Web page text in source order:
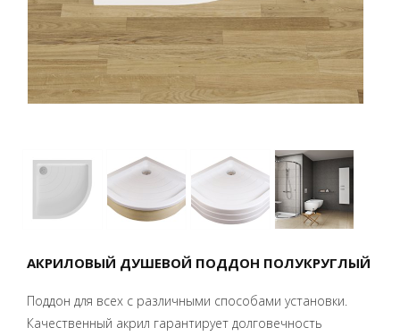
АКРИЛОВЫЙ ДУШЕВОЙ ПОДДОН ПОЛУКРУГЛЫЙ
Поддон для всех с различными способами установки.
Качественный акрил гарантирует долговечность